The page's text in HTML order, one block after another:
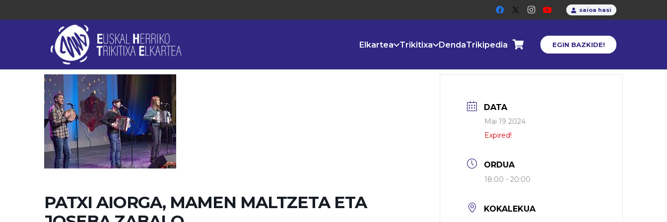
saioa hasi
Elkartea Trikitixa DendaTrikipedia EGIN BAZKIDE!
PATXI AIORGA, MAMEN MALTZETA ETA
DATA
Mai 19 2024
Expired!
ORDUA
18:00 - 20:00
KOKALEKUA